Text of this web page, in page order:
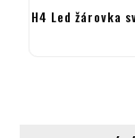
H4 Led žárovka